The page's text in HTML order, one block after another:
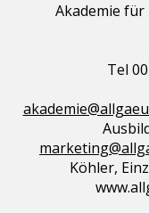
Akademie
Tel
Köhler,